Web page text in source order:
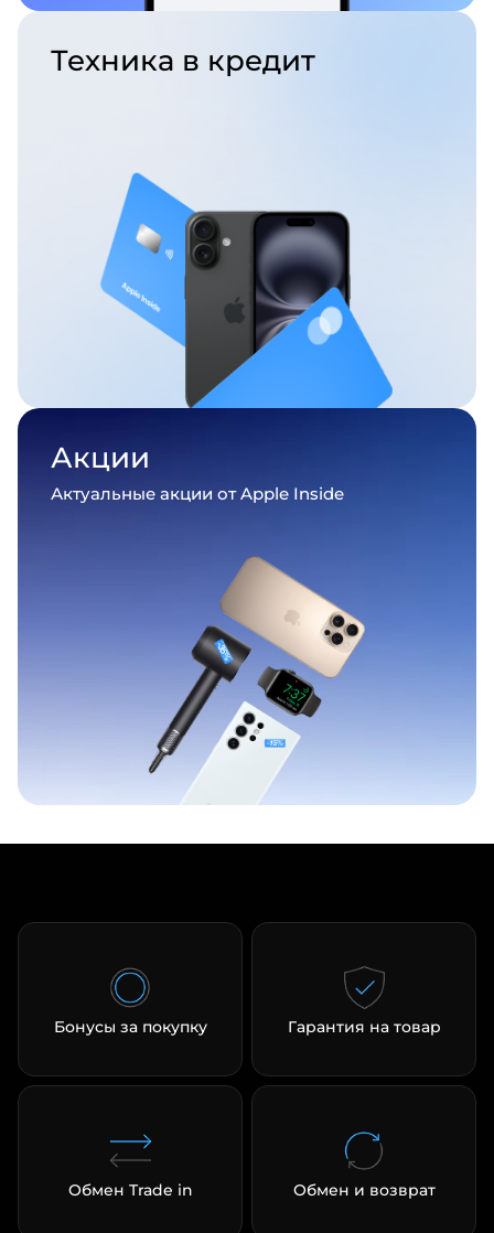
Техника в кредит
Акции
Актуальные акции от Apple Inside
Бонусы за покупку Гарантия на товар
Обмен Trade in Обмен и возврат